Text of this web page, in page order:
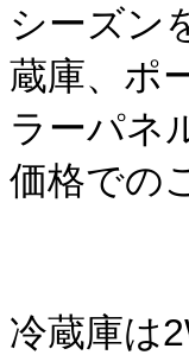
シーズン
蔵庫、ポ
ラーパネ
価格での
冷蔵庫は